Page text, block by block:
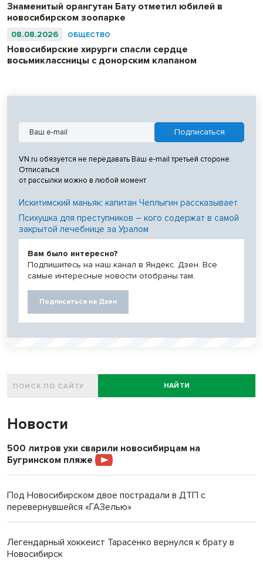
Знаменитый орангутан Бату отметил юбилей в
новосибирском зоопарке
08.08.2026 ОБЩЕСТВО
Новосибирские хирурги спасли сердце
восьмиклассницы с донорским клапаном
VN.ru обязуется не передавать Ваш e-mail третьей стороне.
Отписаться
от рассылки можно в любой момент
Искитимский маньяк: капитан Чеплыгин рассказывает
Психушка для преступников – кого содержат в самой
закрытой лечебнице за Уралом
Вам было интересно?
Подпишитесь на наш канал в Яндекс. Дзен. Все
самые интересные новости отобраны там.
Подписаться на Дзен
НАЙТИ
Новости
500 литров ухи сварили новосибирцам на
Бугринском пляже
Под Новосибирском двое пострадали в ДТП с
перевернувшейся «ГАЗелью»
Легендарный хоккеист Тарасенко вернулся к брату в
Новосибирск